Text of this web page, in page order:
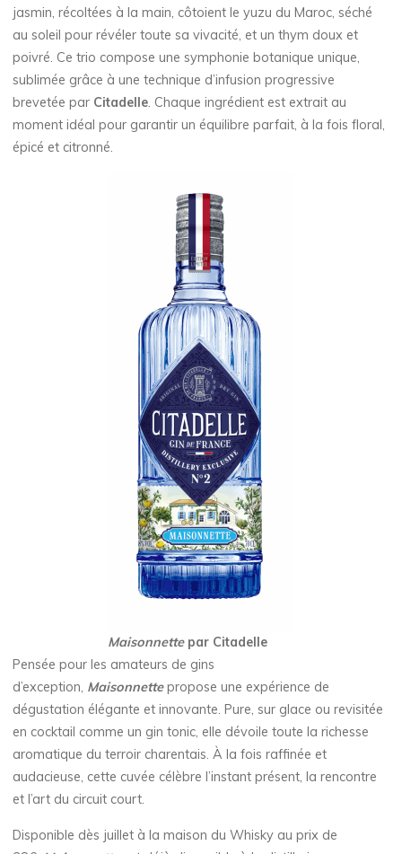
jasmin, récoltées à la main, côtoient le yuzu du Maroc, séché
au soleil pour révéler toute sa vivacité, et un thym doux et
poivré. Ce trio compose une symphonie botanique unique,
sublimée grâce à une technique d’infusion progressive
brevetée par Citadelle. Chaque ingrédient est extrait au
moment idéal pour garantir un équilibre parfait, à la fois floral,
épicé et citronné.
Maisonnettepar Citadelle
Pensée pour les amateurs de gins
d’exception, Maisonnettepropose une expérience de
dégustation élégante et innovante. Pure, sur glace ou revisitée
en cocktail comme un gin tonic, elle dévoile toute la richesse
aromatique du terroir charentais. À la fois raffinée et
audacieuse, cette cuvée célèbre l’instant présent, la rencontre
et l’art du circuit court.
Disponible dès juillet à la maison du Whisky au prix de